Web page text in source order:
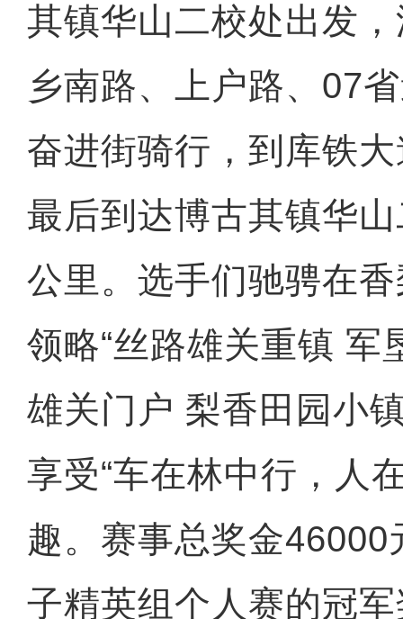
其镇华山二校处出发
乡南路、上户路、07
奋进街骑行，到库铁
最后到达博古其镇华
公里。选手们驰骋在
领略“丝路雄关重镇 军
雄关门户 梨香田园小
享受“车在林中行，人
趣。赛事总奖金46000
子精英组个人赛的冠